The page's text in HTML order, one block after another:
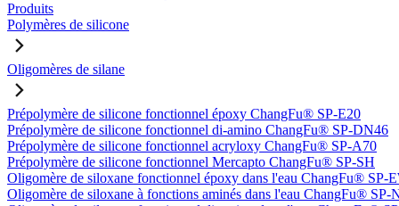
Produits
Polymères de silicone
Oligomères de silane
Prépolymère de silicone fonctionnel époxy ChangFu® SP-E20
Prépolymère de silicone fonctionnel di-amino ChangFu® SP-DN46
Prépolymère de silicone fonctionnel acryloxy ChangFu® SP-A70
Prépolymère de silicone fonctionnel Mercapto ChangFu® SP-SH
Oligomère de siloxane fonctionnel époxy dans l'eau ChangFu® SP-
Oligomère de siloxane à fonctions aminés dans l'eau ChangFu® SP-